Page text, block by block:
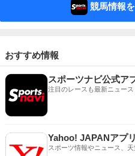
競馬情報
おすすめ情報
スポーツナビ公式ア
注目のレースも最新ニュー
Yahoo! JAPANアプリ
スポーツ情報やニュース、